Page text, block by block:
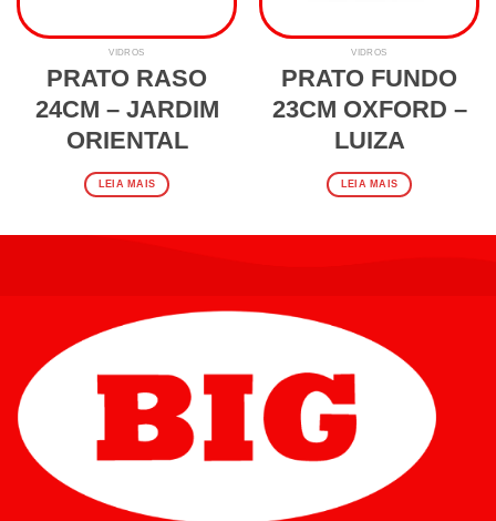
VIDROS
PRATO RASO
24CM – JARDIM
ORIENTAL
LEIA MAIS
VIDROS
PRATO FUNDO
23CM OXFORD –
LUIZA
LEIA MAIS